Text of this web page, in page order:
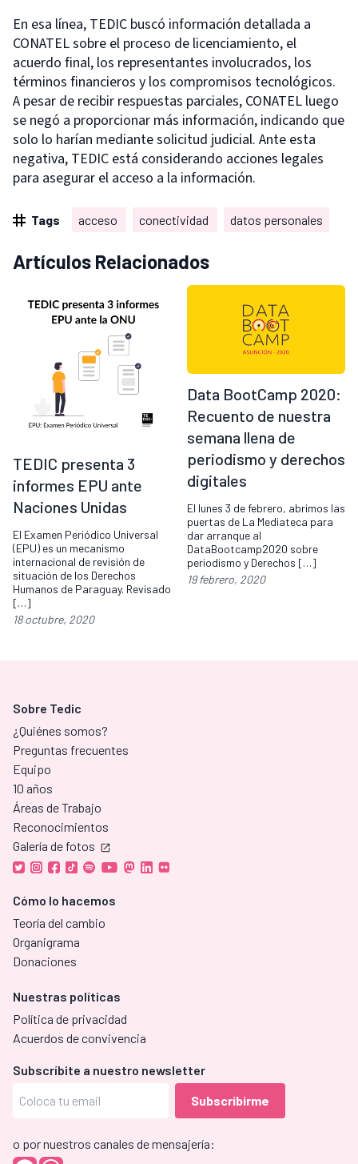
En esa línea, TEDIC buscó información detallada a
CONATEL sobre el proceso de licenciamiento, el
acuerdo final, los representantes involucrados, los
términos financieros y los compromisos tecnológicos.
A pesar de recibir respuestas parciales, CONATEL luego
se negó a proporcionar más información, indicando que
solo lo harían mediante solicitud judicial. Ante esta
negativa, TEDIC está considerando acciones legales
para asegurar el acceso a la información.
Tags acceso conectividad datos personales
Artículos Relacionados
TEDIC presenta 3
informes EPU ante
Naciones Unidas
El Examen Periódico Universal
(EPU) es un mecanismo
internacional de revisión de
situación de los Derechos
Humanos de Paraguay. Revisado
[…]
18 octubre, 2020
Data BootCamp 2020:
Recuento de nuestra
semana llena de
periodismo y derechos
digitales
El lunes 3 de febrero, abrimos las
puertas de La Mediateca para
dar arranque al
DataBootcamp2020 sobre
periodismo y Derechos […]
19 febrero, 2020
Sobre Tedic
¿Quiénes somos?
Preguntas frecuentes
Equipo
10 años
Áreas de Trabajo
Reconocimientos
Galería de fotos
Cómo lo hacemos
Teoría del cambio
Organigrama
Donaciones
Nuestras políticas
Política de privacidad
Acuerdos de convivencia
Subscríbite a nuestro newsletter
o por nuestros canales de mensajería: